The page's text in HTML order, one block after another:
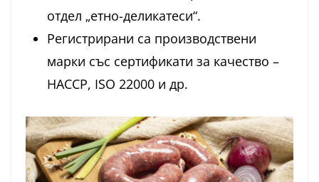
отдел „етно-деликатеси“.
Регистрирани са производствени
марки със сертификати за качество –
HACCP, ISO 22000 и др.